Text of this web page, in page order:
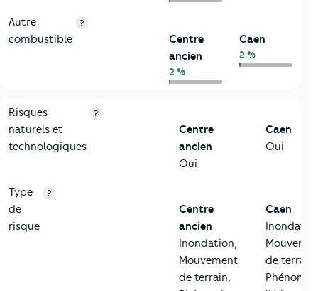
Autre
combustible
?
Centre
ancien
2 %
Caen
2 %
9-Diagnostic risques
Critères Centre ancien
Risques
naturels et
technologiques
?
Centre
ancien
Oui
Caen
Oui
Type
de
risque
?
Centre
ancien
Inondation,
Mouvement
de terrain,
Caen
de terrain,